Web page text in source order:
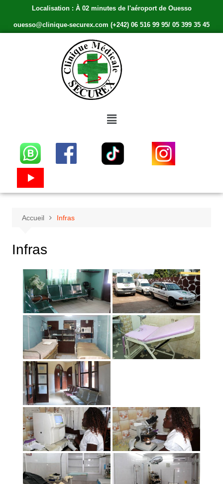
Localisation : À 02 minutes de l'aéroport de Ouesso
ouesso@clinique-securex.com (+242) 06 516 99 95/ 05 399 35 45
Accueil Infras
Infras